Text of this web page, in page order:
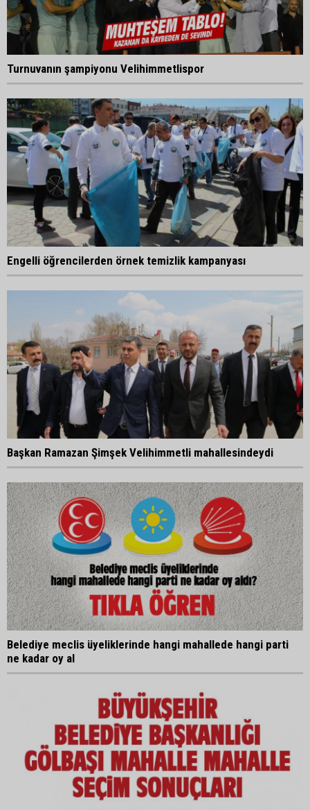
Turnuvanın şampiyonu Velihimmetlispor
Engelli öğrencilerden örnek temizlik kampanyası
Başkan Ramazan Şimşek Velihimmetli mahallesindeydi
Belediye meclis üyeliklerinde hangi mahallede hangi parti
ne kadar oy al